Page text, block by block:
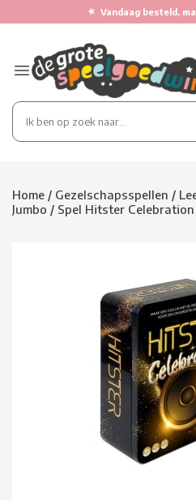
★ Vandaag besteld,
Home / Gezelschapsspellen /
Jumbo / Spel Hitster Celebration